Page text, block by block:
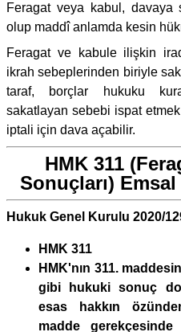
Feragat veya kabul, davaya
olup maddî anlamda kesin
Feragat ve kabule ilişkin
ikrah sebeplerinden biriyle
taraf, borçlar hukuku
sakatlayan sebebi ispat
iptali için dava açabilir.
HMK 311
Sonuçları) Emsal
Hukuk Genel Kurulu 2020/
HMK 311
HMK'nın 311.
gibi hukuki sonuç
esas hakkın
madde